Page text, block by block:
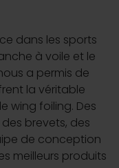
dans les sports
à voile et le
a permis de
la véritable
wing foiling. Des
brevets, des
de conception
meilleurs produits